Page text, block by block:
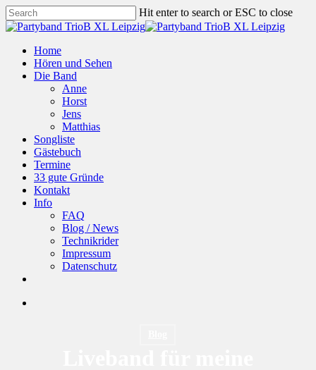
Skip
to
content
Hit enter to search or ESC to close
Close
Menu
Home
Hören und Sehen
Die Band
Anne
Horst
Jens
Matthias
Songliste
Gästebuch
Termine
33 gute Gründe
Kontakt
Info
FAQ
Blog / News
Technikrider
Impressum
Datenschutz